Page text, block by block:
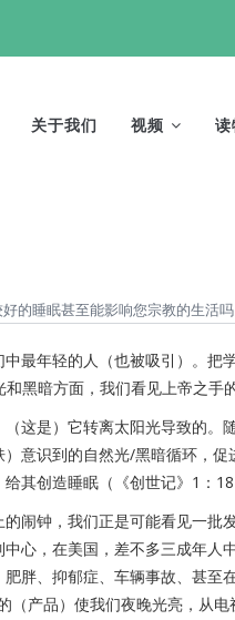
关于我们 视频 读
的睡眠甚至能影响您宗教的生活吗
最年轻的人（也被吸引）。把
黑暗方面，我们看见上帝之手
这是）它转离太阳光导致的。
意识到的自然光/黑暗循环，
其创造睡眠（《创世记》1：
闹钟，我们正是可能看见一批
心，在美国，差不多三成年人
胖、抑郁症、车辆事故、甚至
（产品）使我们夜晚光亮，从